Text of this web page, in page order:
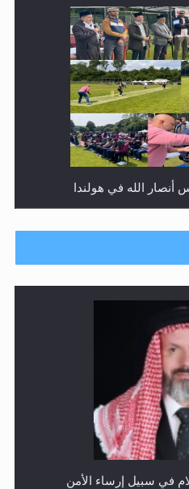
طلاب من مدرسة الحفظ في
الأحمدية بنيجيريا لعام
رأيٌ في لغة المسيح الموعود عليه السلام ..«3» نظرة في